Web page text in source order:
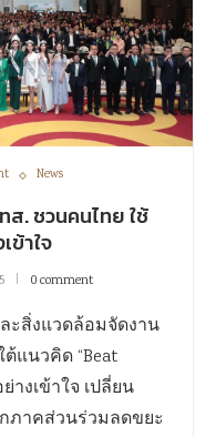
News
ส. ชวนคนไทย ใช้
ข้าใจ
0 comment
ะสิ่งแวดล้อมจัดงาน
แนวคิด “Beat
งเข้าใจ เปลี่ยน
ภาคส่วนร่วมลดขยะ